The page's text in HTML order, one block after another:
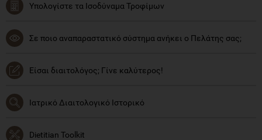
Υπολογίστε τα Ισοδύναμα Τροφίμων
Σε ποιο αναπαραστατικό σύστημα ανήκει ο Πελάτης σας;
Είσαι διαιτολόγος; Γίνε καλύτερος!
Ιατρικό Διαιτολογικό Ιστορικό
Dietitian Toolkit